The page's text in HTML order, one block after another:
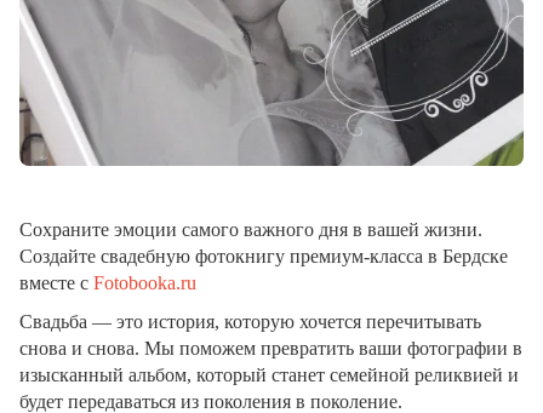
Сохраните эмоции самого важного дня в вашей жизни.
Создайте свадебную фотокнигу премиум-класса в Бердске
вместе с Fotobooka.ru
Свадьба — это история, которую хочется перечитывать
снова и снова. Мы поможем превратить ваши фотографии в
изысканный альбом, который станет семейной реликвией и
будет передаваться из поколения в поколение.